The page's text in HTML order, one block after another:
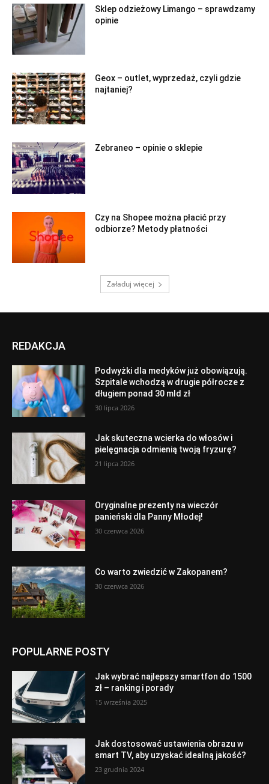
Sklep odzieżowy Limango – sprawdzamy
opinie
Geox – outlet, wyprzedaż, czyli gdzie
najtaniej?
Zebraneo – opinie o sklepie
Czy na Shopee można płacić przy
odbiorze? Metody płatności
Załaduj więcej
REDAKCJA
Podwyżki dla medyków już obowiązują.
Szpitale wchodzą w drugie półrocze z
długiem ponad 30 mld zł
30 lipca 2026
Jak skuteczna wcierka do włosów i
pielęgnacja odmienią twoją fryzurę?
21 lipca 2026
Oryginalne prezenty na wieczór
panieński dla Panny Młodej!
30 czerwca 2026
Co warto zwiedzić w Zakopanem?
30 czerwca 2026
POPULARNE POSTY
Jak wybrać najlepszy smartfon do 1500
zł – ranking i porady
15 września 2025
Jak dostosować ustawienia obrazu w
smart TV, aby uzyskać idealną jakość?
23 grudnia 2024